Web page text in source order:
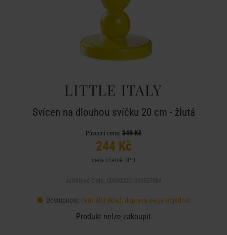
LITTLE ITALY
Svícen na dlouhou svíčku 20 cm - žlutá
Původní cena: 349 Kč
244 Kč
cena včetně DPH
Dostupnost: centrální sklad, doprava nelze objednat
Produkt nelze zakoupit